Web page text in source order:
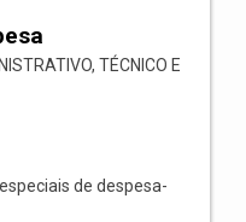
TÉCNICO E
de despesa-